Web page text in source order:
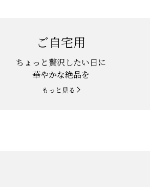
ご自宅用
ちょっと贅沢したい日に
華やかな絶品を
もっと見る